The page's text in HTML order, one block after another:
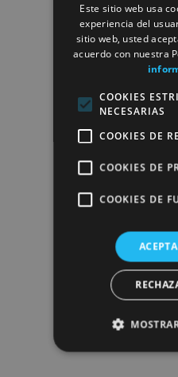
Este sitio web usa
experiencia del
sitio web, usted
acuerdo con nuestra
COOKIES
NECESARIAS
COOKIES DE
COOKIES DE
COOKIES DE